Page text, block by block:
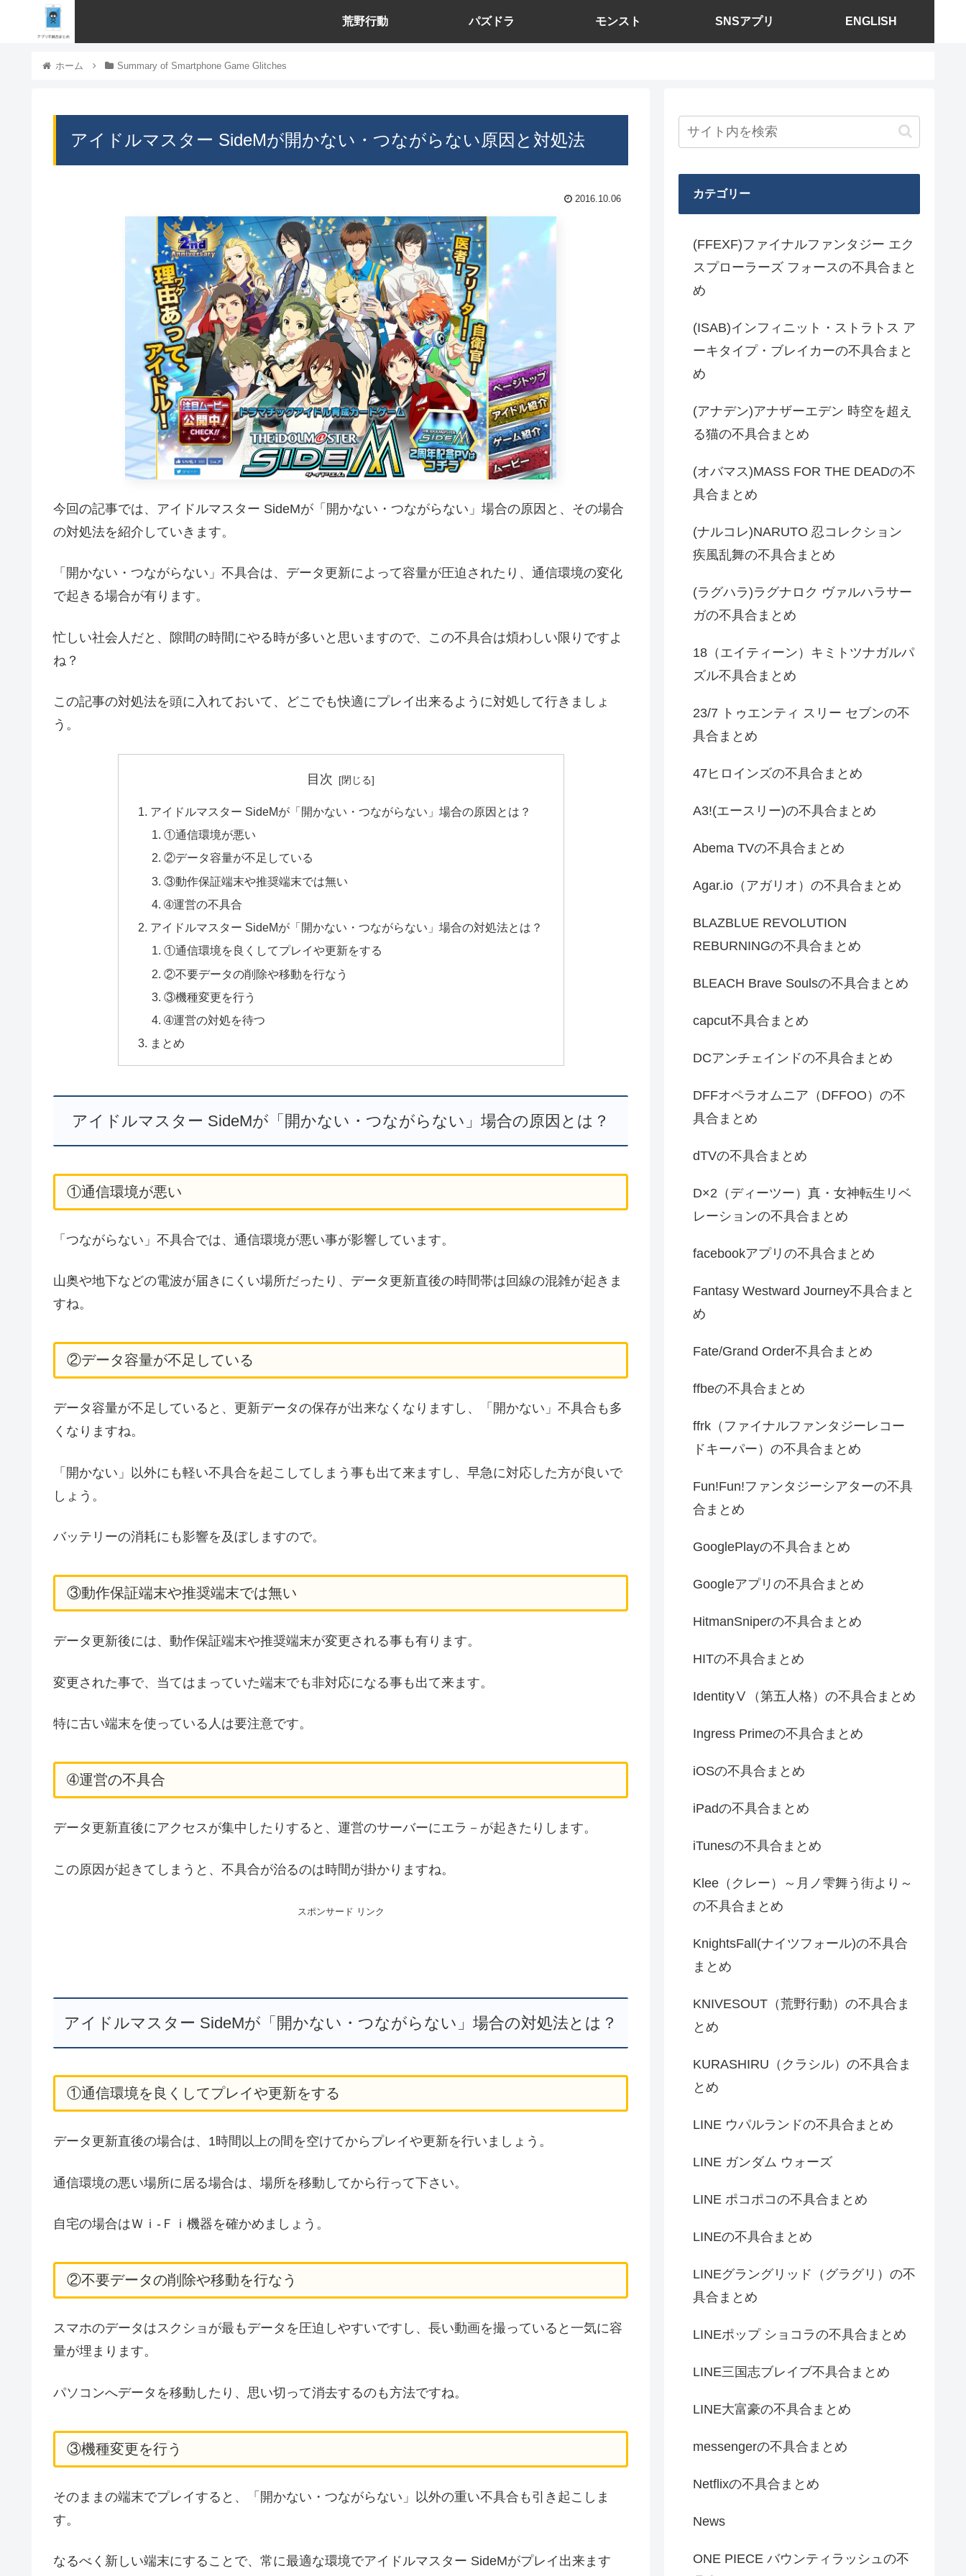
荒野行動 パズドラ モンスト SNSアプリ ENGLISH
ホーム Summary of Smartphone Game Glitches
アイドルマスター SideMが開かない・つながらない原因と対処法
2016.10.06
今回の記事では、アイドルマスター SideMが「開かない・つながらない」場合の原因と、その場合
の対処法を紹介していきます。
「開かない・つながらない」不具合は、データ更新によって容量が圧迫されたり、通信環境の変化
で起きる場合が有ります。
忙しい社会人だと、隙間の時間にやる時が多いと思いますので、この不具合は煩わしい限りですよ
ね？
この記事の対処法を頭に入れておいて、どこでも快適にプレイ出来るように対処して行きましょ
う。
目次
アイドルマスター SideMが「開かない・つながらない」場合の原因とは？
①通信環境が悪い
②データ容量が不足している
③動作保証端末や推奨端末では無い
➃運営の不具合
アイドルマスター SideMが「開かない・つながらない」場合の対処法とは？
①通信環境を良くしてプレイや更新をする
②不要データの削除や移動を行なう
③機種変更を行う
➃運営の対処を待つ
まとめ
アイドルマスター SideMが「開かない・つながらない」場合の原因とは？
①通信環境が悪い
「つながらない」不具合では、通信環境が悪い事が影響しています。
山奥や地下などの電波が届きにくい場所だったり、データ更新直後の時間帯は回線の混雑が起きま
すね。
②データ容量が不足している
データ容量が不足していると、更新データの保存が出来なくなりますし、「開かない」不具合も多
くなりますね。
「開かない」以外にも軽い不具合を起こしてしまう事も出て来ますし、早急に対応した方が良いで
しょう。
バッテリーの消耗にも影響を及ぼしますので。
③動作保証端末や推奨端末では無い
データ更新後には、動作保証端末や推奨端末が変更される事も有ります。
変更された事で、当てはまっていた端末でも非対応になる事も出て来ます。
特に古い端末を使っている人は要注意です。
➃運営の不具合
データ更新直後にアクセスが集中したりすると、運営のサーバーにエラ－が起きたりします。
この原因が起きてしまうと、不具合が治るのは時間が掛かりますね。
スポンサード リンク
アイドルマスター SideMが「開かない・つながらない」場合の対処法とは？
①通信環境を良くしてプレイや更新をする
データ更新直後の場合は、1時間以上の間を空けてからプレイや更新を行いましょう。
通信環境の悪い場所に居る場合は、場所を移動してから行って下さい。
自宅の場合はＷｉ-Ｆｉ機器を確かめましょう。
②不要データの削除や移動を行なう
スマホのデータはスクショが最もデータを圧迫しやすいですし、長い動画を撮っていると一気に容
量が埋まります。
パソコンへデータを移動したり、思い切って消去するのも方法ですね。
③機種変更を行う
そのままの端末でプレイすると、「開かない・つながらない」以外の重い不具合も引き起こしま
す。
なるべく新しい端末にすることで、常に最適な環境でアイドルマスター SideMがプレイ出来ます
カテゴリー
(FFEXF)ファイナルファンタジー エク
スプローラーズ フォースの不具合まと
め
(ISAB)インフィニット・ストラトス ア
ーキタイプ・ブレイカーの不具合まと
め
(アナデン)アナザーエデン 時空を超え
る猫の不具合まとめ
(オバマス)MASS FOR THE DEADの不
具合まとめ
(ナルコレ)NARUTO 忍コレクション
疾風乱舞の不具合まとめ
(ラグハラ)ラグナロク ヴァルハラサー
ガの不具合まとめ
18（エイティーン）キミトツナガルパ
ズル不具合まとめ
23/7 トゥエンティ スリー セブンの不
具合まとめ
47ヒロインズの不具合まとめ
A3!(エースリー)の不具合まとめ
Abema TVの不具合まとめ
Agar.io（アガリオ）の不具合まとめ
BLAZBLUE REVOLUTION
REBURNINGの不具合まとめ
BLEACH Brave Soulsの不具合まとめ
capcut不具合まとめ
DCアンチェインドの不具合まとめ
DFFオペラオムニア（DFFOO）の不
具合まとめ
dTVの不具合まとめ
D×2（ディーツー）真・女神転生リベ
レーションの不具合まとめ
facebookアプリの不具合まとめ
Fantasy Westward Journey不具合まと
め
Fate/Grand Order不具合まとめ
ffbeの不具合まとめ
ffrk（ファイナルファンタジーレコー
ドキーパー）の不具合まとめ
Fun!Fun!ファンタジーシアターの不具
合まとめ
GooglePlayの不具合まとめ
Googleアプリの不具合まとめ
HitmanSniperの不具合まとめ
HITの不具合まとめ
IdentityⅤ（第五人格）の不具合まとめ
Ingress Primeの不具合まとめ
iOSの不具合まとめ
iPadの不具合まとめ
iTunesの不具合まとめ
Klee（クレー）～月ノ雫舞う街より～
の不具合まとめ
KnightsFall(ナイツフォール)の不具合
まとめ
KNIVESOUT（荒野行動）の不具合ま
とめ
KURASHIRU（クラシル）の不具合ま
とめ
LINE ウパルランドの不具合まとめ
LINE ガンダム ウォーズ
LINE ポコポコの不具合まとめ
LINEの不具合まとめ
LINEグラングリッド（グラグリ）の不
具合まとめ
LINEポップ ショコラの不具合まとめ
LINE三国志ブレイブ不具合まとめ
LINE大富豪の不具合まとめ
messengerの不具合まとめ
Netflixの不具合まとめ
News
ONE PIECE バウンティラッシュの不